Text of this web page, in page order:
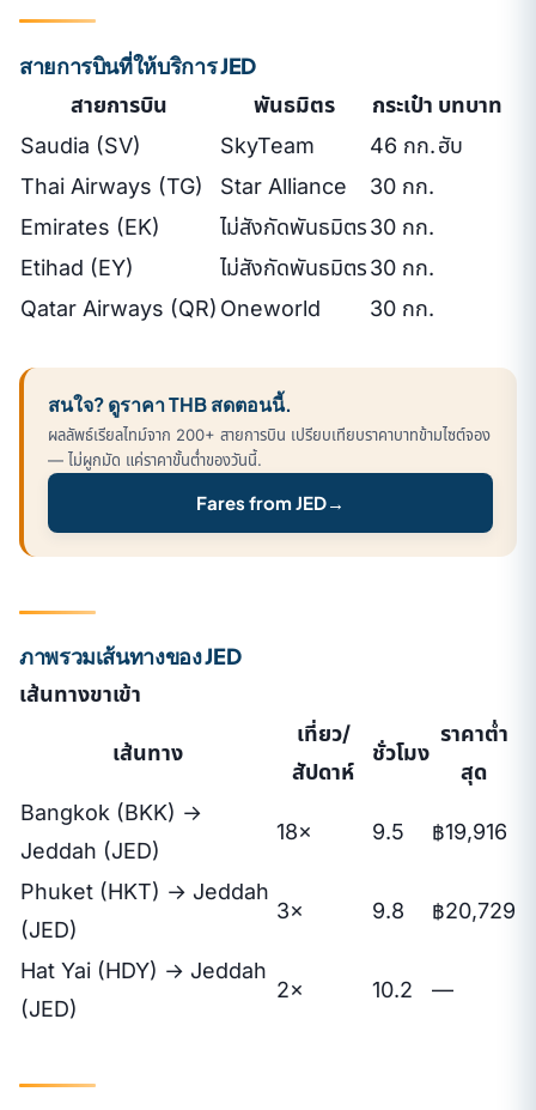
สายการบินที่ให้บริการ JED
สายการบิน พันธมิตร กระเป๋า บทบาท
Saudia (SV)
SkyTeam 46 กก.ฮับ
Thai Airways (TG)
Star Alliance
30 กก.
Emirates (EK)
ไม่สังกัดพันธมิตร30 กก.
Etihad (EY)
ไม่สังกัดพันธมิตร30 กก.
Qatar Airways (QR) Oneworld 30 กก.
สนใจ? ดูราคา THB สดตอนนี้.
ผลลัพธ์เรียลไทม์จาก 200+ สายการบิน เปรียบเทียบราคาบาทข้ามไซต์จอง
— ไม่ผูกมัด แค่ราคาขั้นต่ำของวันนี้.
Fares from JED→
ภาพรวมเส้นทางของ JED
เส้นทางขาเข้า
เส้นทาง
เที่ยว/
สัปดาห์
ชั่วโมง
ราคาต่ำ
สุด
Bangkok (BKK) →
Jeddah (JED)
18× 9.5 ฿19,916
Phuket (HKT) → Jeddah
(JED)
3× 9.8 ฿20,729
Hat Yai (HDY) → Jeddah
(JED)
2× 10.2 —